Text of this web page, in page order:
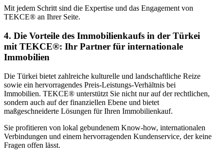
Mit jedem Schritt sind die Expertise und das Engagement von
TEKCE® an Ihrer Seite.
4. Die Vorteile des Immobilienkaufs in der Türkei
mit TEKCE®: Ihr Partner für internationale
Immobilien
Die Türkei bietet zahlreiche kulturelle und landschaftliche Reize
sowie ein hervorragendes Preis-Leistungs-Verhältnis bei
Immobilien. TEKCE® unterstützt Sie nicht nur auf der rechtlichen,
sondern auch auf der finanziellen Ebene und bietet
maßgeschneiderte Lösungen für Ihren Immobilienkauf.
Sie profitieren von lokal gebundenem Know-how, internationalen
Verbindungen und einem hervorragenden Kundenservice, der keine
Fragen offen lässt.